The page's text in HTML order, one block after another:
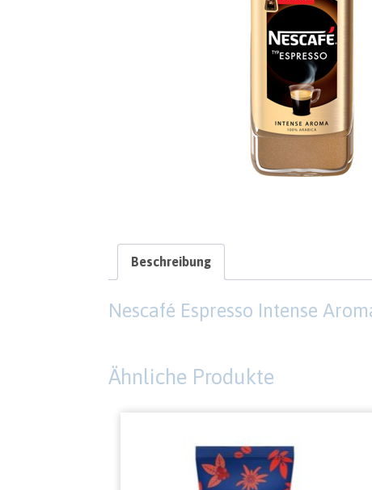
Beschreibung
Nescafé Espresso Intense
Ähnliche Produkte